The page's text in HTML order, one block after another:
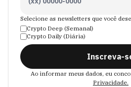
Selecione as newsletters que você
Crypto Deep (Semanal)
Crypto Daily (Diária)
Inscreva-
Ao informar meus dados, eu
Privacidade.